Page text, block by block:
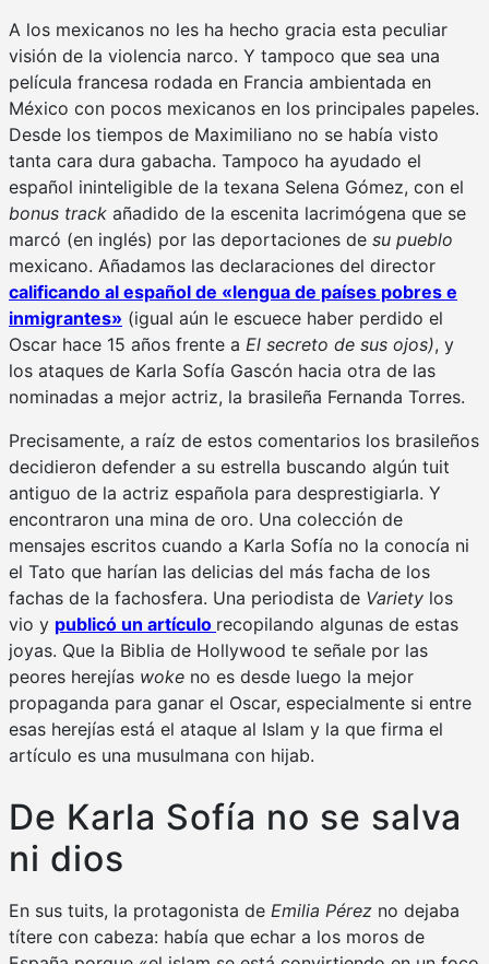
A los mexicanos no les ha hecho gracia esta peculiar
visión de la violencia narco. Y tampoco que sea una
película francesa rodada en Francia ambientada en
México con pocos mexicanos en los principales papeles.
Desde los tiempos de Maximiliano no se había visto
tanta cara dura gabacha. Tampoco ha ayudado el
español ininteligible de la texana Selena Gómez, con el
bonus track añadido de la escenita lacrimógena que se
marcó (en inglés) por las deportaciones de su pueblo
mexicano. Añadamos las declaraciones del director
calificando al español de «lengua de países pobres e
inmigrantes» (igual aún le escuece haber perdido el
Oscar hace 15 años frente a El secreto de sus ojos), y
los ataques de Karla Sofía Gascón hacia otra de las
nominadas a mejor actriz, la brasileña Fernanda Torres.
Precisamente, a raíz de estos comentarios los brasileños
decidieron defender a su estrella buscando algún tuit
antiguo de la actriz española para desprestigiarla. Y
encontraron una mina de oro. Una colección de
mensajes escritos cuando a Karla Sofía no la conocía ni
el Tato que harían las delicias del más facha de los
fachas de la fachosfera. Una periodista de Variety los
vio y publicó un artículo recopilando algunas de estas
joyas. Que la Biblia de Hollywood te señale por las
peores herejías woke no es desde luego la mejor
propaganda para ganar el Oscar, especialmente si entre
esas herejías está el ataque al Islam y la que firma el
artículo es una musulmana con hijab.
De Karla Sofía no se salva
ni dios
En sus tuits, la protagonista de Emilia Pérez no dejaba
títere con cabeza: había que echar a los moros de